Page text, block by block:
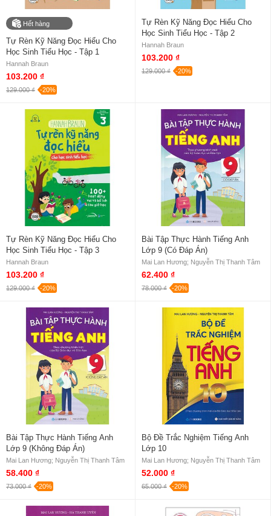
Hết hàng
Tự Rèn Kỹ Năng Đọc Hiểu Cho
Học Sinh Tiểu Học - Tập 1
Hannah Braun
103.200 ₫
129.000 ₫ -20%
Tự Rèn Kỹ Năng Đọc Hiểu Cho
Học Sinh Tiểu Học - Tập 2
Hannah Braun
103.200 ₫
129.000 ₫ -20%
Tự Rèn Kỹ Năng Đọc Hiểu Cho
Học Sinh Tiểu Học - Tập 3
Hannah Braun
103.200 ₫
129.000 ₫ -20%
Bài Tập Thực Hành Tiếng Anh
Lớp 9 (Có Đáp Án)
Mai Lan Hương; Nguyễn Thị Thanh Tâm
62.400 ₫
78.000 ₫ -20%
Bài Tập Thực Hành Tiếng Anh
Lớp 9 (Không Đáp Án)
Mai Lan Hương; Nguyễn Thị Thanh Tâm
58.400 ₫
73.000 ₫ -20%
Bộ Đề Trắc Nghiệm Tiếng Anh
Lớp 10
Mai Lan Hương; Nguyễn Thị Thanh Tâm
52.000 ₫
65.000 ₫ -20%